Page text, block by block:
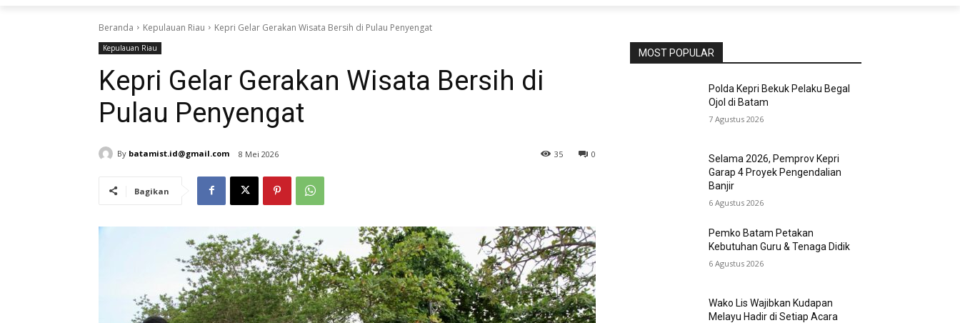
Beranda Kepulauan Riau Kepri Gelar Gerakan Wisata Bersih di Pulau Penyengat
Kepulauan Riau
Kepri Gelar Gerakan Wisata Bersih di
Pulau Penyengat
By batamist.id@gmail.com 8 Mei 2026 0
35
Bagikan
MOST POPULAR
Polda Kepri Bekuk Pelaku Begal
Ojol di Batam
7 Agustus 2026
Selama 2026, Pemprov Kepri
Garap 4 Proyek Pengendalian
Banjir
6 Agustus 2026
Pemko Batam Petakan
Kebutuhan Guru & Tenaga Didik
6 Agustus 2026
Wako Lis Wajibkan Kudapan
Melayu Hadir di Setiap Acara